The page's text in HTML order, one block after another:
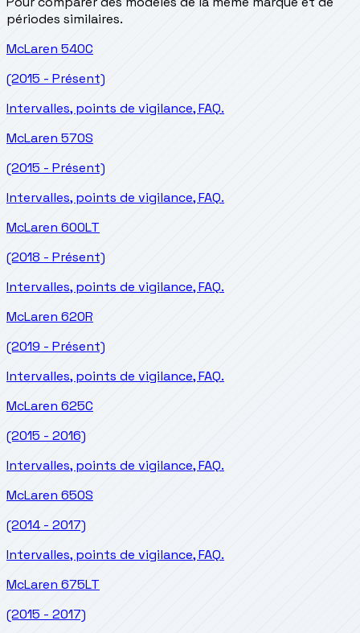
périodes similaires.
McLaren 540C
(2015 - Présent)
Intervalles, points de vigilance, FAQ.
McLaren 570S
(2015 - Présent)
Intervalles, points de vigilance, FAQ.
McLaren 600LT
(2018 - Présent)
Intervalles, points de vigilance, FAQ.
McLaren 620R
(2019 - Présent)
Intervalles, points de vigilance, FAQ.
McLaren 625C
(2015 - 2016)
Intervalles, points de vigilance, FAQ.
McLaren 650S
(2014 - 2017)
Intervalles, points de vigilance, FAQ.
McLaren 675LT
(2015 - 2017)